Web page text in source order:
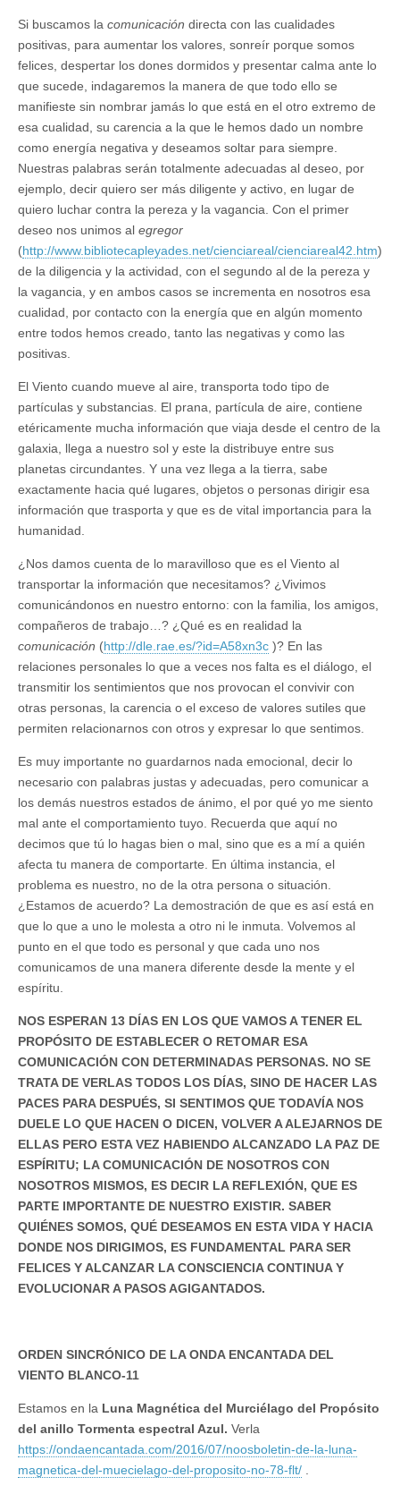
Si buscamos la comunicación directa con las cualidades
positivas, para aumentar los valores, sonreír porque somos
felices, despertar los dones dormidos y presentar calma ante lo
que sucede, indagaremos la manera de que todo ello se
manifieste sin nombrar jamás lo que está en el otro extremo de
esa cualidad, su carencia a la que le hemos dado un nombre
como energía negativa y deseamos soltar para siempre.
Nuestras palabras serán totalmente adecuadas al deseo, por
ejemplo, decir quiero ser más diligente y activo, en lugar de
quiero luchar contra la pereza y la vagancia. Con el primer
deseo nos unimos al egregor
(http://www.bibliotecapleyades.net/cienciareal/cienciareal42.htm)
de la diligencia y la actividad, con el segundo al de la pereza y
la vagancia, y en ambos casos se incrementa en nosotros esa
cualidad, por contacto con la energía que en algún momento
entre todos hemos creado, tanto las negativas y como las
positivas.
El Viento cuando mueve al aire, transporta todo tipo de
partículas y substancias. El prana, partícula de aire, contiene
etéricamente mucha información que viaja desde el centro de la
galaxia, llega a nuestro sol y este la distribuye entre sus
planetas circundantes. Y una vez llega a la tierra, sabe
exactamente hacia qué lugares, objetos o personas dirigir esa
información que trasporta y que es de vital importancia para la
humanidad.
¿Nos damos cuenta de lo maravilloso que es el Viento al
transportar la información que necesitamos? ¿Vivimos
comunicándonos en nuestro entorno: con la familia, los amigos,
compañeros de trabajo…? ¿Qué es en realidad la
comunicación (http://dle.rae.es/?id=A58xn3c )? En las
relaciones personales lo que a veces nos falta es el diálogo, el
transmitir los sentimientos que nos provocan el convivir con
otras personas, la carencia o el exceso de valores sutiles que
permiten relacionarnos con otros y expresar lo que sentimos.
Es muy importante no guardarnos nada emocional, decir lo
necesario con palabras justas y adecuadas, pero comunicar a
los demás nuestros estados de ánimo, el por qué yo me siento
mal ante el comportamiento tuyo. Recuerda que aquí no
decimos que tú lo hagas bien o mal, sino que es a mí a quién
afecta tu manera de comportarte. En última instancia, el
problema es nuestro, no de la otra persona o situación.
¿Estamos de acuerdo? La demostración de que es así está en
que lo que a uno le molesta a otro ni le inmuta. Volvemos al
punto en el que todo es personal y que cada uno nos
comunicamos de una manera diferente desde la mente y el
espíritu.
NOS ESPERAN 13 DÍAS EN LOS QUE VAMOS A TENER EL
PROPÓSITO DE ESTABLECER O RETOMAR ESA
COMUNICACIÓN CON DETERMINADAS PERSONAS. NO SE
TRATA DE VERLAS TODOS LOS DÍAS, SINO DE HACER LAS
PACES PARA DESPUÉS, SI SENTIMOS QUE TODAVÍA NOS
DUELE LO QUE HACEN O DICEN, VOLVER A ALEJARNOS DE
ELLAS PERO ESTA VEZ HABIENDO ALCANZADO LA PAZ DE
ESPÍRITU; LA COMUNICACIÓN DE NOSOTROS CON
NOSOTROS MISMOS, ES DECIR LA REFLEXIÓN, QUE ES
PARTE IMPORTANTE DE NUESTRO EXISTIR. SABER
QUIÉNES SOMOS, QUÉ DESEAMOS EN ESTA VIDA Y HACIA
DONDE NOS DIRIGIMOS, ES FUNDAMENTAL PARA SER
FELICES Y ALCANZAR LA CONSCIENCIA CONTINUA Y
EVOLUCIONAR A PASOS AGIGANTADOS.
ORDEN SINCRÓNICO DE LA ONDA ENCANTADA DEL
VIENTO BLANCO-11
Estamos en la Luna Magnética del Murciélago del Propósito
del anillo Tormenta espectral Azul. Verla
https://ondaencantada.com/2016/07/noosboletin-de-la-luna-
magnetica-del-muecielago-del-proposito-no-78-flt/ .